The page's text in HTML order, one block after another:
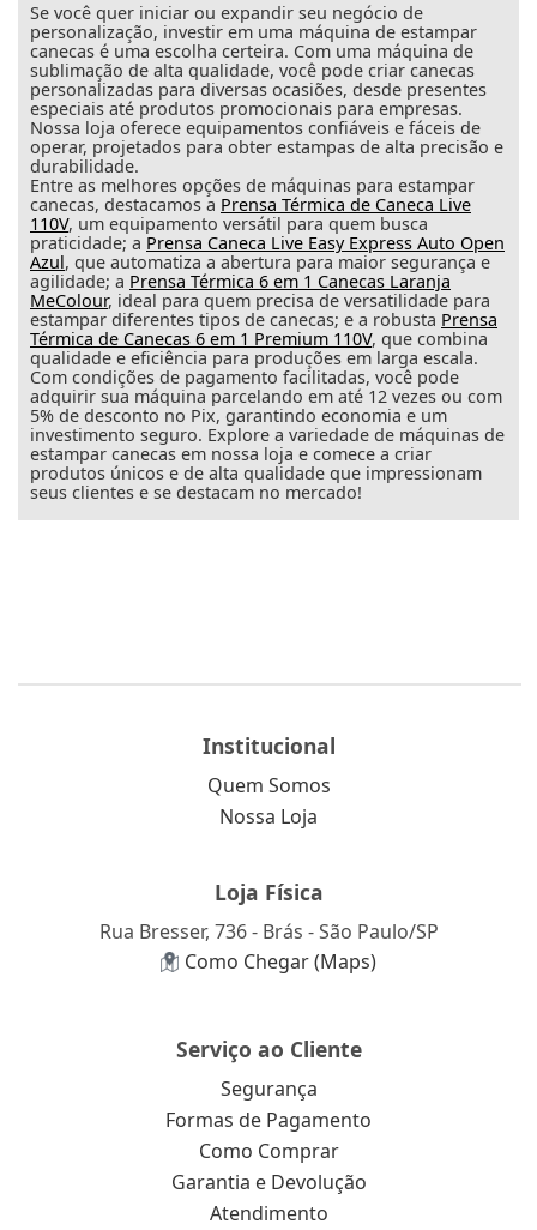
Se você quer iniciar ou expandir seu negócio de
personalização, investir em uma máquina de estampar
canecas é uma escolha certeira. Com uma máquina de
sublimação de alta qualidade, você pode criar canecas
personalizadas para diversas ocasiões, desde presentes
especiais até produtos promocionais para empresas.
Nossa loja oferece equipamentos confiáveis e fáceis de
operar, projetados para obter estampas de alta precisão e
durabilidade.
Entre as melhores opções de máquinas para estampar
canecas, destacamos a Prensa Térmica de Caneca Live
110V, um equipamento versátil para quem busca
praticidade; a Prensa Caneca Live Easy Express Auto Open
Azul, que automatiza a abertura para maior segurança e
agilidade; a Prensa Térmica 6 em 1 Canecas Laranja
MeColour, ideal para quem precisa de versatilidade para
estampar diferentes tipos de canecas; e a robusta Prensa
Térmica de Canecas 6 em 1 Premium 110V, que combina
qualidade e eficiência para produções em larga escala.
Com condições de pagamento facilitadas, você pode
adquirir sua máquina parcelando em até 12 vezes ou com
5% de desconto no Pix, garantindo economia e um
investimento seguro. Explore a variedade de máquinas de
estampar canecas em nossa loja e comece a criar
produtos únicos e de alta qualidade que impressionam
seus clientes e se destacam no mercado!
Institucional
Quem Somos
Nossa Loja
Loja Física
Rua Bresser, 736 - Brás - São Paulo/SP
Como Chegar (Maps)
Serviço ao Cliente
Segurança
Formas de Pagamento
Como Comprar
Garantia e Devolução
Atendimento